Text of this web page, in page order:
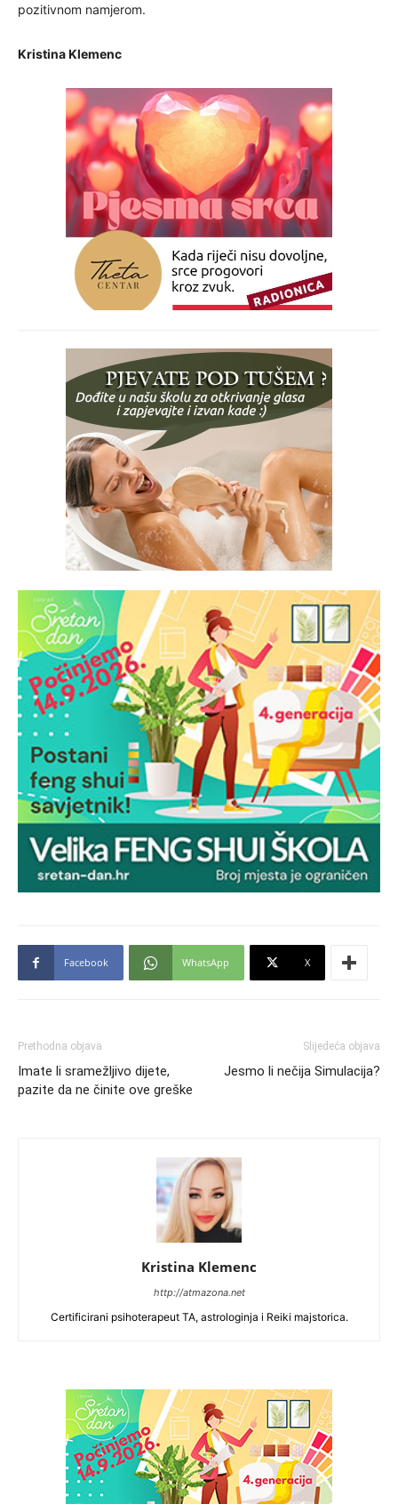
pozitivnom namjerom.
Kristina Klemenc
Facebook WhatsApp X
Prethodna objava
Imate li sramežljivo dijete,
pazite da ne činite ove greške
Slijedeća objava
Jesmo li nečija Simulacija?
Kristina Klemenc
http://atmazona.net
Certificirani psihoterapeut TA, astrologinja i Reiki majstorica.